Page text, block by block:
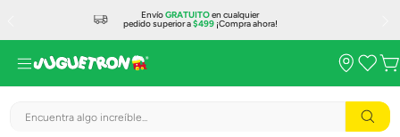
EnvíoGRATUITOen cualquier
pedido superior a$499¡Compra ahora!
Encuentra algo increíble...